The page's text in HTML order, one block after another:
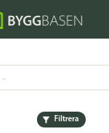
Filtrera